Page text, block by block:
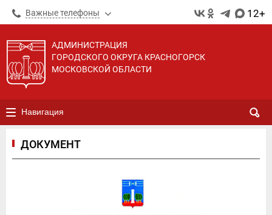
Важные телефоны 12+
АДМИНИСТРАЦИЯ
ГОРОДСКОГО ОКРУГА КРАСНОГОРСК
МОСКОВСКОЙ ОБЛАСТИ
Навигация
ДОКУМЕНТ